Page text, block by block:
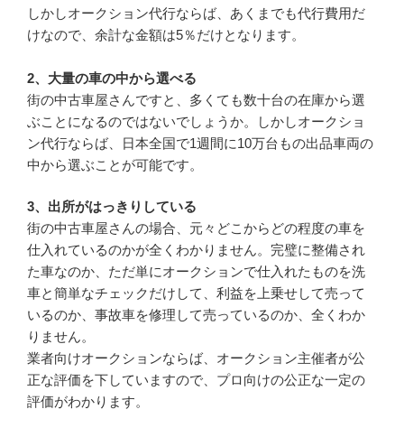
しかしオークション代行ならば、あくまでも代行費用だ
けなので、余計な金額は5％だけとなります。
2、大量の車の中から選べる
街の中古車屋さんですと、多くても数十台の在庫から選
ぶことになるのではないでしょうか。しかしオークショ
ン代行ならば、日本全国で1週間に10万台もの出品車両の
中から選ぶことが可能です。
3、出所がはっきりしている
街の中古車屋さんの場合、元々どこからどの程度の車を
仕入れているのかが全くわかりません。完璧に整備され
た車なのか、ただ単にオークションで仕入れたものを洗
車と簡単なチェックだけして、利益を上乗せして売って
いるのか、事故車を修理して売っているのか、全くわか
りません。
業者向けオークションならば、オークション主催者が公
正な評価を下していますので、プロ向けの公正な一定の
評価がわかります。